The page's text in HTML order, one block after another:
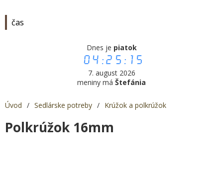
čas
Dnes je piatok
04:25:15
7. august 2026
meniny má Štefánia
Úvod / Sedlárske potreby / Krúžok a polkrúžok
Polkrúžok 16mm